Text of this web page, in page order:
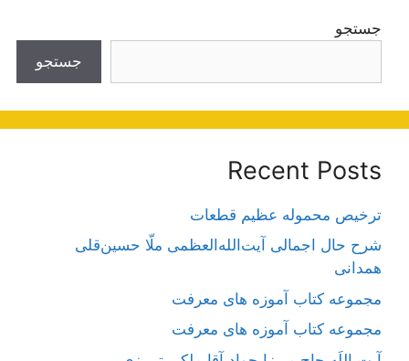
جستجو
جستجو
Recent Posts
ترخیص محموله عظیم قطعات
شرح حال اجمالی آیت‌الله‌العظمی ملّا حسین‌قلی
همدانی
مجموعه کتاب آموزه های معرفت
مجموعه کتاب آموزه های معرفت